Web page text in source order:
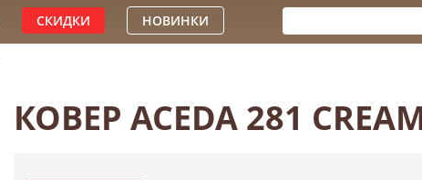
СКИДКИ НОВИНКИ
КОВЕР ACEDA 281